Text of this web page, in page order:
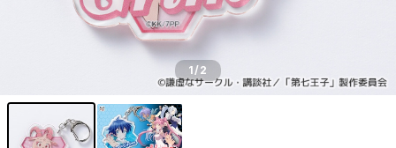
1/2